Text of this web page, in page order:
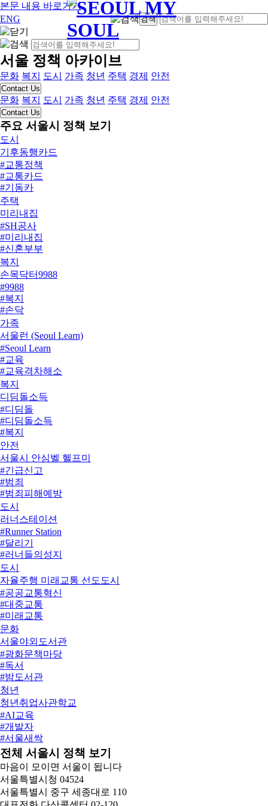
본문 내용 바로가기
ENG
검색
서울 정책 아카이브
문화 복지 도시 가족 청년 주택 경제 안전
문화 복지 도시 가족 청년 주택 경제 안전
주요 서울시 정책 보기
도시
기후동행카드
#교통정책
#교통카드
#기동카
#기후감수성
#기후대응
#기후동행카드
#기후카드
#친환경
주택
미리내집
#SH공사
#미리내집
#신혼부부
#신혼부부장기전세주택
#임대주택
#장기전세주택
#저출생대책
#저출생위기극복
복지
손목닥터9988
#9988
#복지
#손닥
#손목닥터
#손목닥터9988
#오운완
#포인트
#헬스케어
가족
서울런 (Seoul Learn)
#Seoul Learn
#교육
#교육격차해소
#교육복지
#교육사다리
#멘토링
#서울런
#약자동행
#인강
#취약계층
#학습관리
복지
디딤돌소득
#디딤돌
#디딤돌소득
#복지
#복지정책
#소득보장
#안심소득
#취약가구지원
#취약계층
안전
서울시 안심벨 헬프미
#긴급신고
#범죄
#범죄피해예방
#사회안전망
#안심벨
#안심이
#안심이앱
#안전
#헬프미
#휴대용안심벨
도시
러너스테이션
#Runner Station
#달리기
#러너들의성지
#러너스테이션
#러닝
#스마트무브스테이션
#여의나루역
#지하철역사혁신프로젝트
#펀스테이션
#핏스테이션
#헬스
도시
자율주행 미래교통 선도도시
#공공교통혁신
#대중교통
#미래교통
#새벽동행버스
#스마트모빌리티
#심야자율버스
#자율주행
#청계천자율주행버스
#청와대자율주행버스
#출퇴근
문화
서울야외도서관
#광화문책마당
#독서
#밤도서관
#서울야외도서관
#야외도서관
#책읽는서울광장
#청계천맑은냇가
#힙독클럽
청년
청년취업사관학교
#AI교육
#개발자
#서울새싹
#소프트웨어교육
#실무형교육
#일자리정책
#잡코디
#청년지원
전체 서울시 정책 보기
마음이 모이면 서울이 됩니다
서울특별시청 04524
서울특별시 중구 세종대로 110